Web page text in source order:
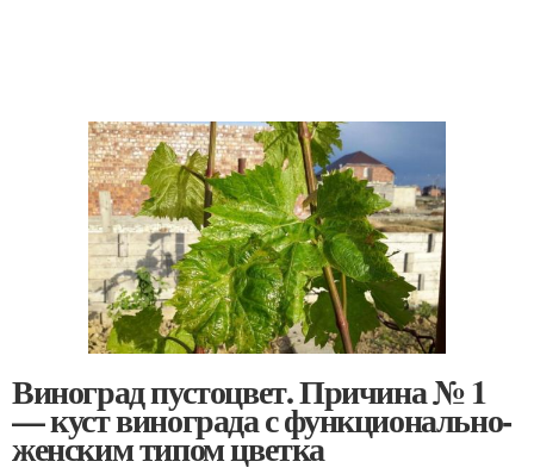
Виноград пустоцвет. Причина № 1
— куст винограда с функционально-
женским типом цветка